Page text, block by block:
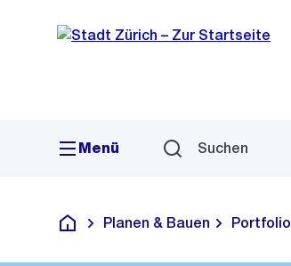
Navigation
Sprunglink
Menü Suchen
Deutsch
Planen & Bauen Portfolio